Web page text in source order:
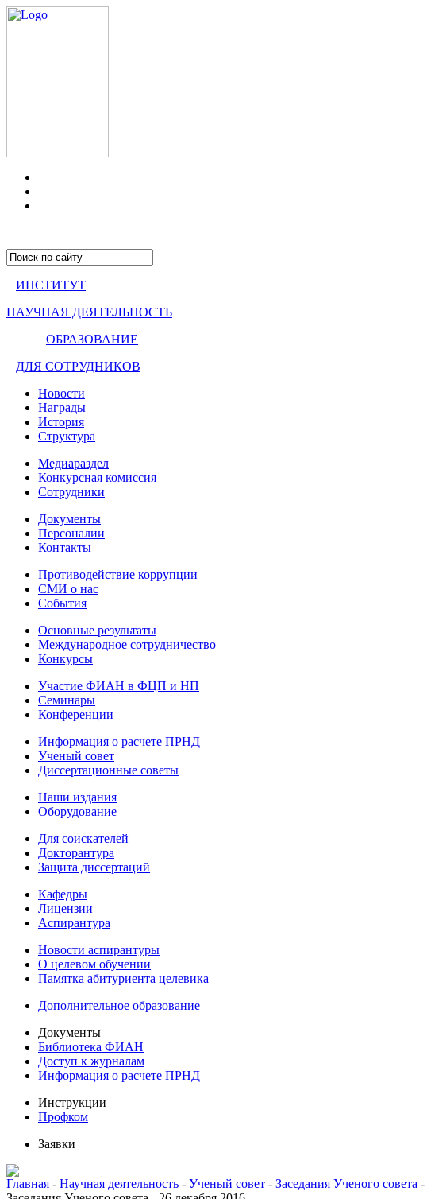
ИНСТИТУТ
НАУЧНАЯ ДЕЯТЕЛЬНОСТЬ
ОБРАЗОВАНИЕ
ДЛЯ СОТРУДНИКОВ
Новости
Награды
История
Структура
Медиараздел
Конкурсная комиссия
Сотрудники
Документы
Персоналии
Контакты
Противодействие коррупции
СМИ о нас
События
Основные результаты
Международное сотрудничество
Конкурсы
Участие ФИАН в ФЦП и НП
Семинары
Конференции
Информация о расчете ПРНД
Ученый совет
Диссертационные советы
Наши издания
Оборудование
Для соискателей
Докторантура
Защита диссертаций
Кафедры
Лицензии
Аспирантура
Новости аспирантуры
О целевом обучении
Памятка абитуриента целевика
Дополнительное образование
Документы
Библиотека ФИАН
Доступ к журналам
Информация о расчете ПРНД
Инструкции
Профком
Заявки
Главная - Научная деятельность - Ученый совет - Заседания Ученого совета -